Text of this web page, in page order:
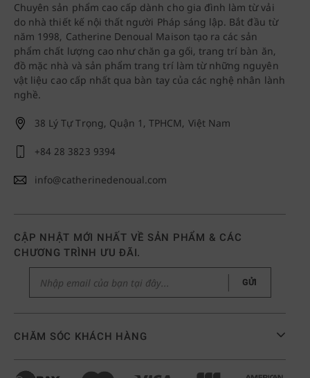
Chuyên sản phẩm cao cấp dành cho gia đình làm từ vải
do nhà thiết kế nội thất người Pháp sáng lập. Bắt đầu từ
năm 1998, Catherine Denoual Maison tạo ra các sản
phẩm chất lượng cao như chăn ga gối, trang trí bàn ăn,
đồ mặc nhà và sản phẩm trang trí làm từ những nguyên
vật liệu cao cấp nhất qua bàn tay của các nghệ nhân lành
nghề.
38 Lý Tự Trọng, Quận 1, TPHCM, Việt Nam
+84 28 3823 9394
info@catherinedenoual.com
CHĂM SÓC KHÁCH HÀNG
CẬP NHẬT MỚI NHẤT VỀ SẢN PHẨM & CÁC
CHƯƠNG TRÌNH ƯU ĐÃI.
GỬI